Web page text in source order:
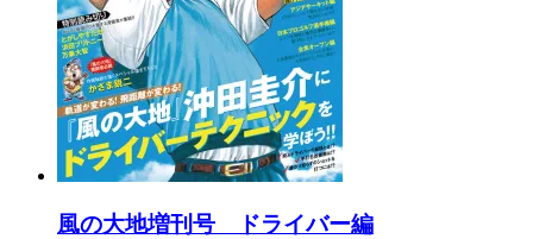
風の大地増刊号 ドライバー編